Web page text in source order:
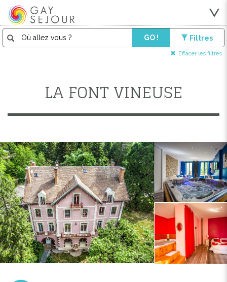
GO ! Filtres
Effacer les filtres
LA FONT VINEUSE